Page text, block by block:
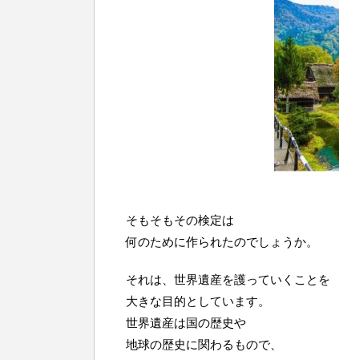
そもそもその検定は
何のために作られたのでしょうか。
それは、世界遺産を護っていくことを
大きな目的としています。
世界遺産は国の歴史や
地球の歴史に関わるもので、